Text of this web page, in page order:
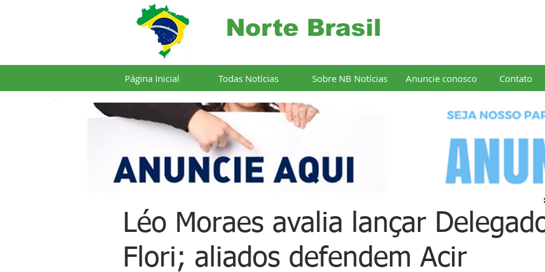
Norte Brasil
Página Inicial Todas Notícias Sobre NB Notícias Anuncie conosco Contato
Léo Moraes avalia lançar
Flori; aliados defendem Acir